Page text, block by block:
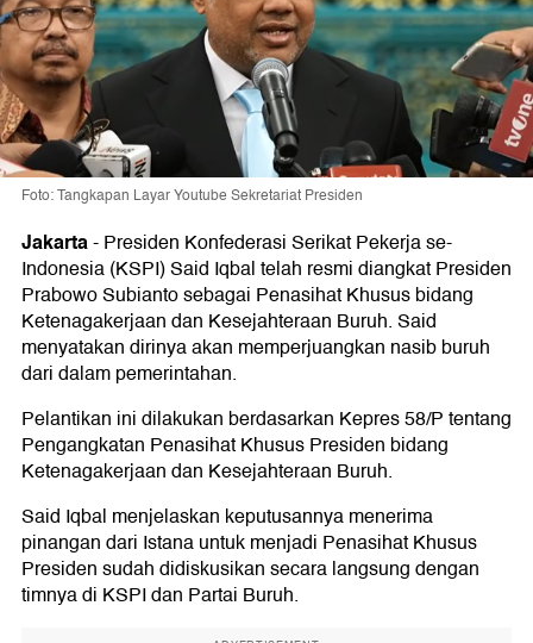
Foto: Tangkapan Layar Youtube Sekretariat Presiden
Jakarta-Presiden Konfederasi Serikat Pekerja se-
Indonesia (KSPI) Said Iqbal telah resmi diangkat Presiden
Prabowo Subianto sebagai Penasihat Khusus bidang
Ketenagakerjaan dan Kesejahteraan Buruh. Said
menyatakan dirinya akan memperjuangkan nasib buruh
dari dalam pemerintahan.
Pelantikan ini dilakukan berdasarkan Kepres 58/P tentang
Pengangkatan Penasihat Khusus Presiden bidang
Ketenagakerjaan dan Kesejahteraan Buruh.
Said Iqbal menjelaskan keputusannya menerima
pinangan dari Istana untuk menjadi Penasihat Khusus
Presiden sudah didiskusikan secara langsung dengan
timnya di KSPI dan Partai Buruh.